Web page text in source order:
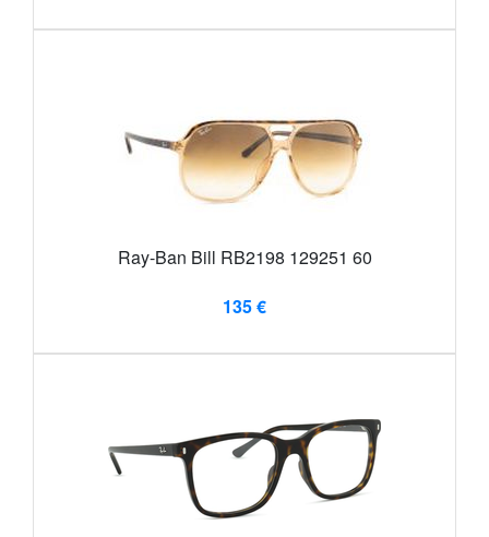
Ray-Ban Bill RB2198 129251 60
135 €